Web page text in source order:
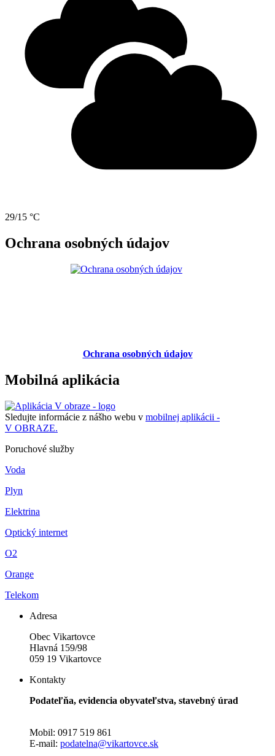
29/15 °C
Ochrana osobných údajov
Ochrana osobných údajov
Mobilná aplikácia
Sledujte informácie z nášho webu v mobilnej aplikácii -
V OBRAZE.
Poruchové služby
Voda
Plyn
Elektrina
Optický internet
O2
Orange
Telekom
Adresa
Obec Vikartovce
Hlavná 159/98
059 19 Vikartovce
Kontakty
Podateľňa, evidencia obyvateľstva, stavebný úrad
Mobil: 0917 519 861
E-mail: podatelna@vikartovce.sk